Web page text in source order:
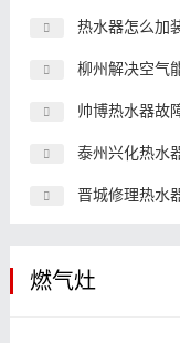
热水器怎么加
柳州解决空气
帅博热水器故
泰州兴化热水
晋城修理热水
燃气灶